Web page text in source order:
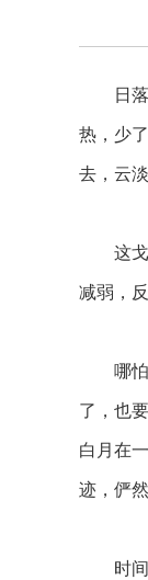
日落
热，少
去，云
这戈
减弱，
哪怕
了，也
白月在
迹，俨
时间